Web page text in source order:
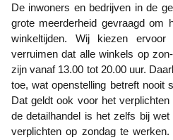
De inwoners en bedrijven in de gemeente Zeewolde hebben in
grote meerderheid gevraagd om
winkeltijden. Wij kiezen
verruimen dat alle winkels op
zijn vanaf 13.00 tot 20.00 uur.
toe, wat openstelling betreft nooit
Dat geldt ook voor het
de detailhandel is het zelfs bij
verplichten op zondag te